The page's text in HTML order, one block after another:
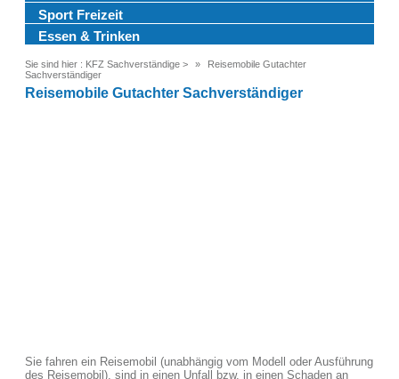
Sport Freizeit
Essen & Trinken
Sie sind hier : KFZ Sachverständige >
Reisemobile Gutachter
Sachverständiger
Reisemobile Gutachter Sachverständiger
Sie fahren ein Reisemobil (unabhängig vom Modell oder Ausführung
des Reisemobil), sind in einen Unfall bzw. in einen Schaden an